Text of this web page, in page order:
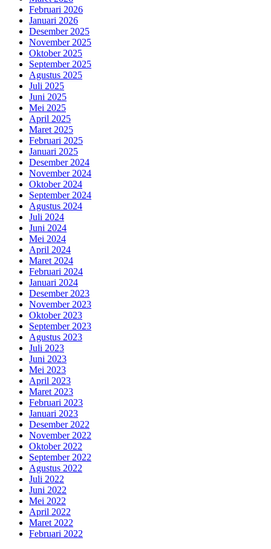
Februari 2026
Januari 2026
Desember 2025
November 2025
Oktober 2025
September 2025
Agustus 2025
Juli 2025
Juni 2025
Mei 2025
April 2025
Maret 2025
Februari 2025
Januari 2025
Desember 2024
November 2024
Oktober 2024
September 2024
Agustus 2024
Juli 2024
Juni 2024
Mei 2024
April 2024
Maret 2024
Februari 2024
Januari 2024
Desember 2023
November 2023
Oktober 2023
September 2023
Agustus 2023
Juli 2023
Juni 2023
Mei 2023
April 2023
Maret 2023
Februari 2023
Januari 2023
Desember 2022
November 2022
Oktober 2022
September 2022
Agustus 2022
Juli 2022
Juni 2022
Mei 2022
April 2022
Maret 2022
Februari 2022